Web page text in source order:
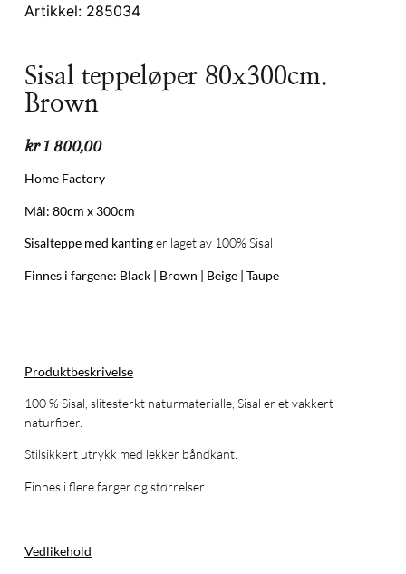
Artikkel: 285034
Sisal teppeløper 80x300cm.
Brown
kr1 800,00
Home Factory
Mål: 80cm x 300cm
Sisalteppe med kantinger laget av 100% Sisal
Finnes i fargene: Black | Brown | Beige | Taupe
Produktbeskrivelse
100 % Sisal, slitesterkt naturmaterialle, Sisal er et vakkert
naturfiber.
Stilsikkert utrykk med lekker båndkant.
Finnes i flere farger og størrelser.
Vedlikehold